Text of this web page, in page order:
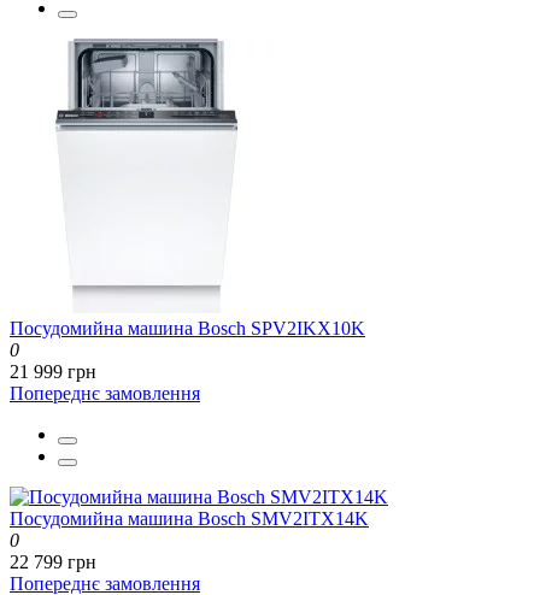
Посудомийна машина Bosch SPV2IKX10K
0
21 999 грн
Попереднє замовлення
Посудомийна машина Bosch SMV2ITX14K
0
22 799 грн
Попереднє замовлення